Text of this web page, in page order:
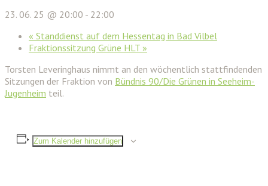
23. 06. 25 @ 20:00 - 22:00
« Standdienst auf dem Hessentag in Bad Vilbel
Fraktionssitzung Grüne HLT »
Torsten Leveringhaus nimmt an den wöchentlich stattfindenden
Sitzungen der Fraktion von Bündnis 90/Die Grünen in Seeheim-
Jugenheim teil.
Zum Kalender hinzufügen